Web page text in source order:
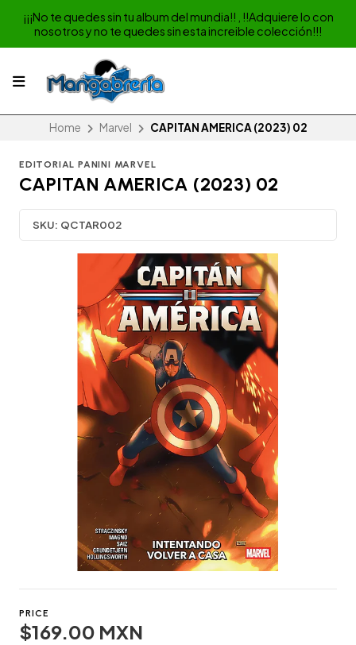
¡¡¡No te quedes sin tu album del mundia!! , !!Adquiere lo con
nosotros y no te quedes sin esta increible colección!!!
Home Marvel CAPITAN AMERICA (2023) 02
EDITORIAL PANINI MARVEL
CAPITAN AMERICA (2023) 02
SKU: QCTAR002
PRICE
$169.00 MXN